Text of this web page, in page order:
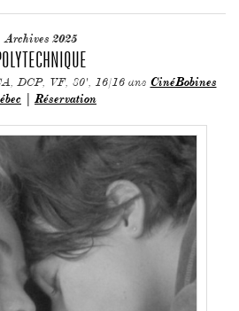
Archives 2025
DCP, VF, 80', 16/16 ans CinéBobines
Réservation